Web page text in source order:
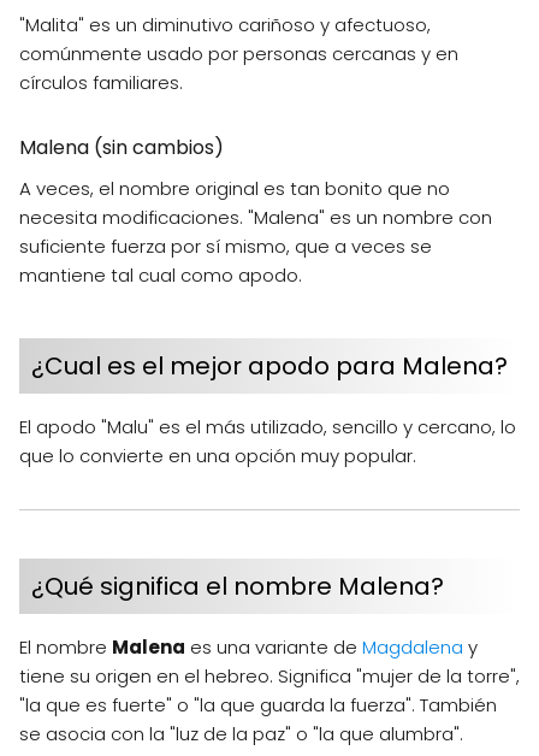
"Malita" es un diminutivo cariñoso y afectuoso,
comúnmente usado por personas cercanas y en
círculos familiares.
Malena (sin cambios)
A veces, el nombre original es tan bonito que no
necesita modificaciones. "Malena" es un nombre con
suficiente fuerza por sí mismo, que a veces se
mantiene tal cual como apodo.
¿Cual es el mejor apodo para Malena?
El apodo "Malu" es el más utilizado, sencillo y cercano, lo
que lo convierte en una opción muy popular.
¿Qué significa el nombre Malena?
El nombre Malena es una variante de Magdalena y
tiene su origen en el hebreo. Significa "mujer de la torre",
"la que es fuerte" o "la que guarda la fuerza". También
se asocia con la "luz de la paz" o "la que alumbra".